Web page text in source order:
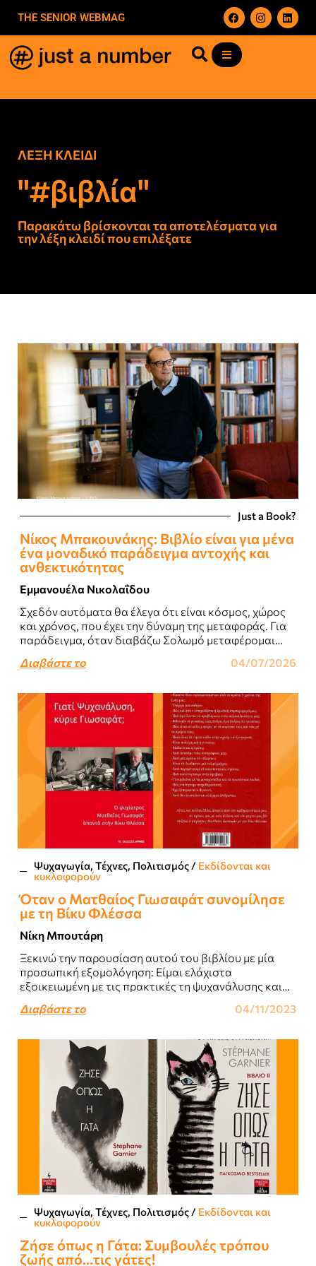
THE SENIOR WEBMAG
ΛΕΞΗ ΚΛΕΙΔΙ
"#βιβλία"
Παρακάτω βρίσκονται τα αποτελέσματα για
την λέξη κλειδί που επιλέξατε
Just a Book?
Νίκος Μπακουνάκης: Bιβλίο είναι για μένα
ένα μοναδικό παράδειγμα αντοχής και
ανθεκτικότητας
Εμμανουέλα Νικολαΐδου
Σχεδόν αυτόματα θα έλεγα ότι είναι κόσμος, χώρος
και χρόνος, που έχει την δύναμη της μεταφοράς. Για
παράδειγμα, όταν διαβάζω Σολωμό μεταφέρομαι
Διαβάστε το 04/07/2026
Ψυχαγωγία, Τέχνες, Πολιτισμός/ Εκδίδονται και
κυκλοφορούν
Όταν ο Ματθαίος Γιωσαφάτ συνομίλησε
με τη Βίκυ Φλέσσα
Νίκη Μπουτάρη
Ξεκινώ την παρουσίαση αυτού του βιβλίου με μία
προσωπική εξομολόγηση: Είμαι ελάχιστα
εξοικειωμένη με τις πρακτικές τη ψυχανάλυσης και
Διαβάστε το 04/11/2023
Ψυχαγωγία, Τέχνες, Πολιτισμός/ Εκδίδονται και
κυκλοφορούν
Ζήσε όπως η Γάτα: Συμβουλές τρόπου
ζωής από…τις γάτες!